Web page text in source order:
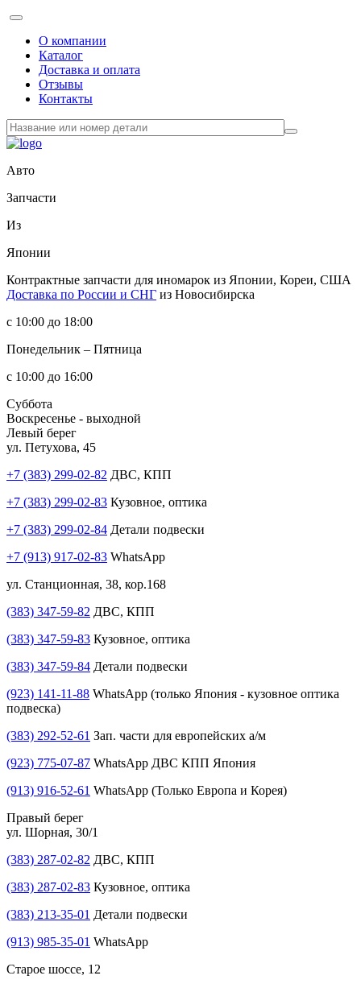
О компании
Каталог
Доставка и оплата
Отзывы
Контакты
Авто
Запчасти
Из
Японии
Контрактные запчасти для иномарок из Японии, Кореи, США
Доставка по России и СНГ из Новосибирска
с 10:00 до 18:00
Понедельник – Пятница
с 10:00 до 16:00
Суббота
Воскресенье - выходной
Левый берег
ул. Петухова, 45
+7 (383) 299-02-82 ДВС, КПП
+7 (383) 299-02-83 Кузовное, оптика
+7 (383) 299-02-84 Детали подвески
+7 (913) 917-02-83 WhatsApp
ул. Станционная, 38, кор.168
(383) 347-59-82 ДВС, КПП
(383) 347-59-83 Кузовное, оптика
(383) 347-59-84 Детали подвески
(923) 141-11-88 WhatsApp (только Япония - кузовное оптика
подвеска)
(383) 292-52-61 Зап. части для европейских а/м
(923) 775-07-87 WhatsApp ДВС КПП Япония
(913) 916-52-61 WhatsApp (Только Европа и Корея)
Правый берег
ул. Шорная, 30/1
(383) 287-02-82 ДВС, КПП
(383) 287-02-83 Кузовное, оптика
(383) 213-35-01 Детали подвески
(913) 985-35-01 WhatsApp
Старое шоссе, 12